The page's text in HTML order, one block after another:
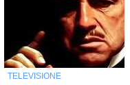
TELEVISIONE